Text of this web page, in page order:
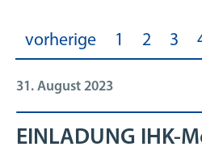
vorherige 1 2 3
31. August 2023
EINLADUNG IHK-